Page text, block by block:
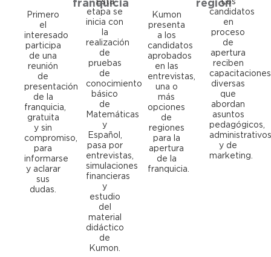
franquicia
Primero
el
interesado
participa
de una
reunión
de
presentación
de la
franquicia,
gratuita
y sin
compromiso,
para
informarse
y aclarar
sus
dudas.
Esta
etapa se
inicia con
la
realización
de
pruebas
de
conocimiento
básico
de
Matemáticas
y
Español,
pasa por
entrevistas,
simulaciones
financieras
y
estudio
del
material
didáctico
de
Kumon.
región
Kumon
presenta
a los
candidatos
aprobados
en las
entrevistas,
una o
más
opciones
de
regiones
para la
apertura
de la
franquicia.
Los
candidatos
en
proceso
de
apertura
reciben
capacitaciones
diversas
que
abordan
asuntos
pedagógicos,
administrativos
y de
marketing.